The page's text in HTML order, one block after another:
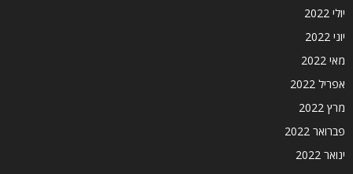
יולי 2022
יוני 2022
מאי 2022
אפריל 2022
מרץ 2022
פברואר 2022
ינואר 2022